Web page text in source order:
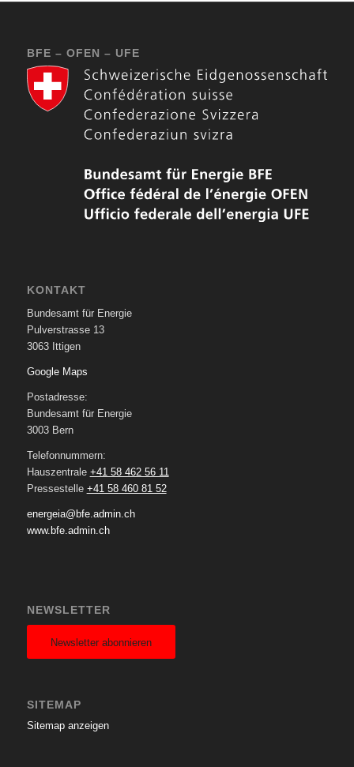
BFE – OFEN – UFE
KONTAKT
Bundesamt für Energie
Pulverstrasse 13
3063 Ittigen
Google Maps
Postadresse:
Bundesamt für Energie
3003 Bern
Telefonnummern:
Hauszentrale +41 58 462 56 11
Pressestelle +41 58 460 81 52
energeia@bfe.admin.ch
www.bfe.admin.ch
NEWSLETTER
Newsletter abonnieren
SITEMAP
Sitemap anzeigen